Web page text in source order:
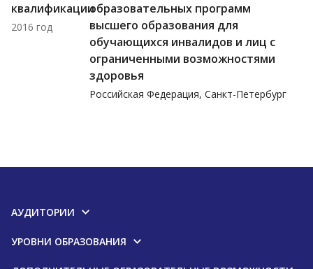
квалификации
2016 год
образовательных программ
высшего образования для
обучающихся инвалидов и лиц с
ограниченными возможностями
здоровья
Российская Федерация, Санкт-Петербург
АУДИТОРИИ
УРОВНИ ОБРАЗОВАНИЯ